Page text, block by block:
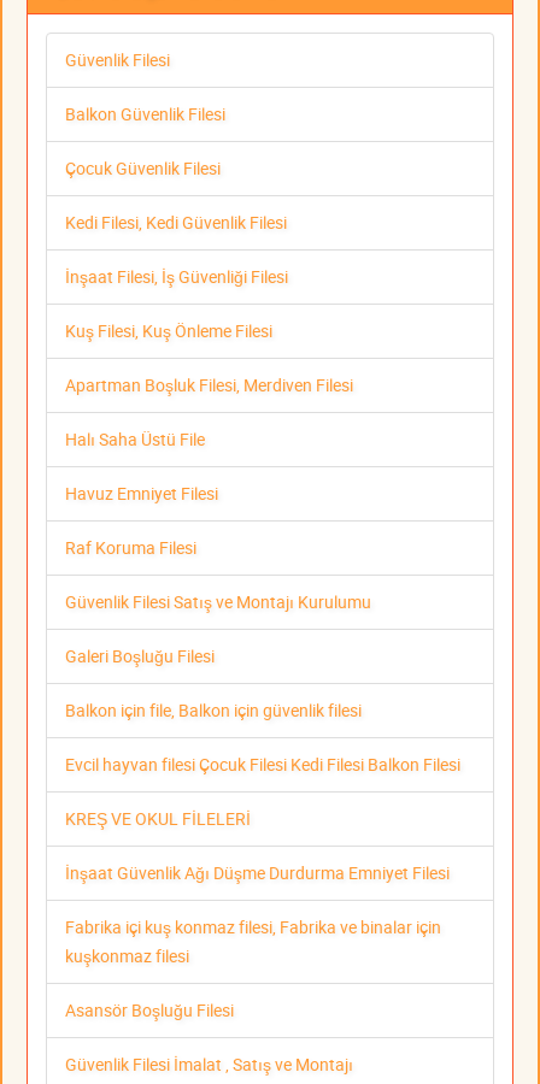
Güvenlik Filesi
Balkon Güvenlik Filesi
Çocuk Güvenlik Filesi
Kedi Filesi, Kedi Güvenlik Filesi
İnşaat Filesi, İş Güvenliği Filesi
Kuş Filesi, Kuş Önleme Filesi
Apartman Boşluk Filesi, Merdiven Filesi
Halı Saha Üstü File
Havuz Emniyet Filesi
Raf Koruma Filesi
Güvenlik Filesi Satış ve Montajı Kurulumu
Galeri Boşluğu Filesi
Balkon için file, Balkon için güvenlik filesi
Evcil hayvan filesi Çocuk Filesi Kedi Filesi Balkon Filesi
KREŞ VE OKUL FİLELERİ
İnşaat Güvenlik Ağı Düşme Durdurma Emniyet Filesi
Fabrika içi kuş konmaz filesi, Fabrika ve binalar için
kuşkonmaz filesi
Asansör Boşluğu Filesi
Güvenlik Filesi İmalat , Satış ve Montajı